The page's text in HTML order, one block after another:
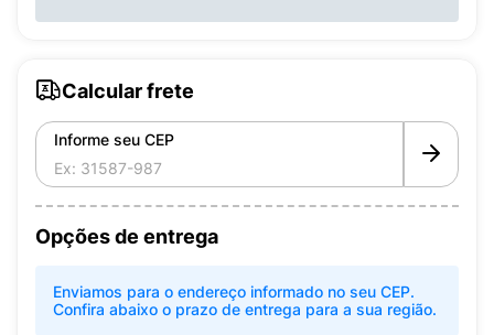
Calcular frete
Informe seu CEP
Opções de entrega
Enviamos para o endereço informado no seu CEP.
Confira abaixo o prazo de entrega para a sua região.